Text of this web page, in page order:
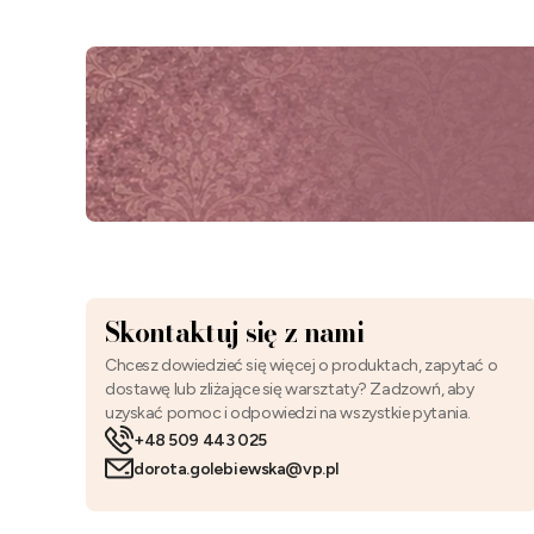
Skontaktuj się z nami
Chcesz dowiedzieć się więcej o produktach, zapytać o
dostawę lub zliżające się warsztaty? Zadzowń, aby
uzyskać pomoc i odpowiedzi na wszystkie pytania.
+48 509 443 025
dorota.golebiewska@vp.pl